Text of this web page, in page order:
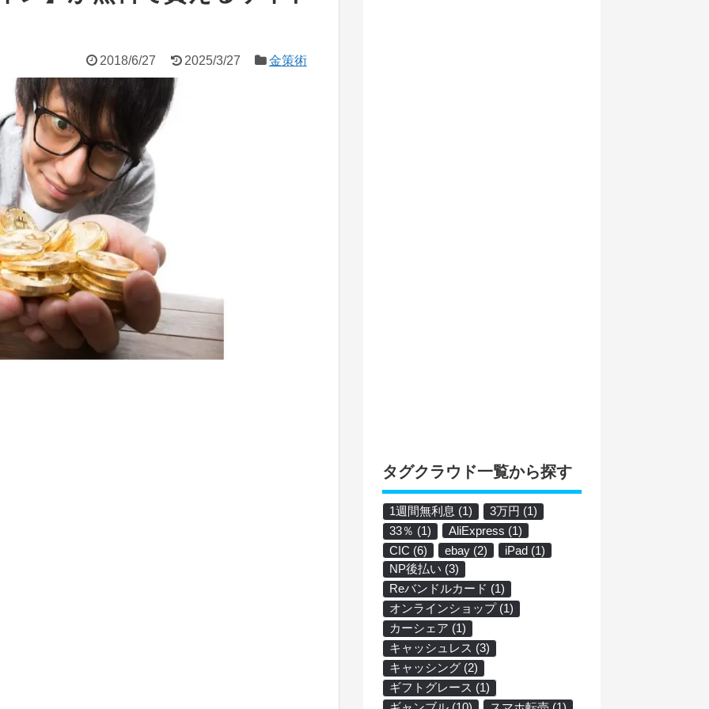
2018/6/27 2025/3/27 金策術
タグクラウド一覧から探す
1週間無利息 (1) 3万円 (1)
33％ (1) AliExpress (1)
CIC (6) ebay (2) iPad (1)
NP後払い (3)
Reバンドルカード (1)
オンラインショップ(1)
カーシェア (1)
キャッシュレス (3)
キャッシング (2)
ギフトグレース (1)